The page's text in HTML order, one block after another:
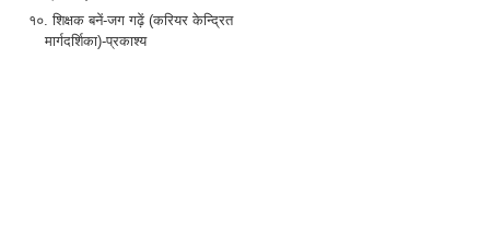
१०. शिक्षक बनें-जग गढ़ें (करियर केन्द्रित
मार्गदर्शिका)-प्रकाश्य